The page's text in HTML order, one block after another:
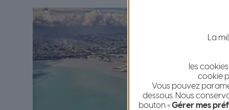
La
les
cookie
Vous pouvez
dessous. Nous
bouton «Gérer mes